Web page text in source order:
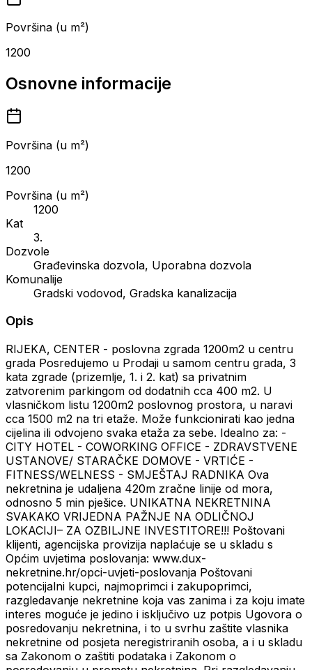
Površina (u m²)
1200
Osnovne informacije
Površina (u m²)
1200
Površina (u m²)
1200
Kat
3.
Dozvole
Građevinska dozvola, Uporabna dozvola
Komunalije
Gradski vodovod, Gradska kanalizacija
Opis
RIJEKA, CENTER - poslovna zgrada 1200m2 u centru
grada Posredujemo u Prodaji u samom centru grada, 3
kata zgrade (prizemlje, 1. i 2. kat) sa privatnim
zatvorenim parkingom od dodatnih cca 400 m2. U
vlasničkom listu 1200m2 poslovnog prostora, u naravi
cca 1500 m2 na tri etaže. Može funkcionirati kao jedna
cijelina ili odvojeno svaka etaža za sebe. Idealno za: -
CITY HOTEL - COWORKING OFFICE - ZDRAVSTVENE
USTANOVE/ STARAČKE DOMOVE - VRTIĆE -
FITNESS/WELNESS - SMJEŠTAJ RADNIKA Ova
nekretnina je udaljena 420m zračne linije od mora,
odnosno 5 min pješice. UNIKATNA NEKRETNINA
SVAKAKO VRIJEDNA PAŽNJE NA ODLIČNOJ
LOKACIJI– ZA OZBILJNE INVESTITORE!!! Poštovani
klijenti, agencijska provizija naplaćuje se u skladu s
Općim uvjetima poslovanja: www.dux-
nekretnine.hr/opci-uvjeti-poslovanja Poštovani
potencijalni kupci, najmoprimci i zakupoprimci,
razgledavanje nekretnine koja vas zanima i za koju imate
interes moguće je jedino i isključivo uz potpis Ugovora o
posredovanju nekretnina, i to u svrhu zaštite vlasnika
nekretnine od posjeta neregistriranih osoba, a i u skladu
sa Zakonom o zaštiti podataka i Zakonom o